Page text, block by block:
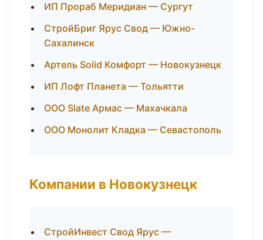
ИП Прораб Меридиан — Сургут
СтройБриг Ярус Свод — Южно-
Сахалинск
Артель Solid Комфорт — Новокузнецк
ИП Лофт Планета — Тольятти
ООО Slate Армас — Махачкала
ООО Монолит Кладка — Севастополь
Компании в Новокузнецк
СтройИнвест Свод Ярус —